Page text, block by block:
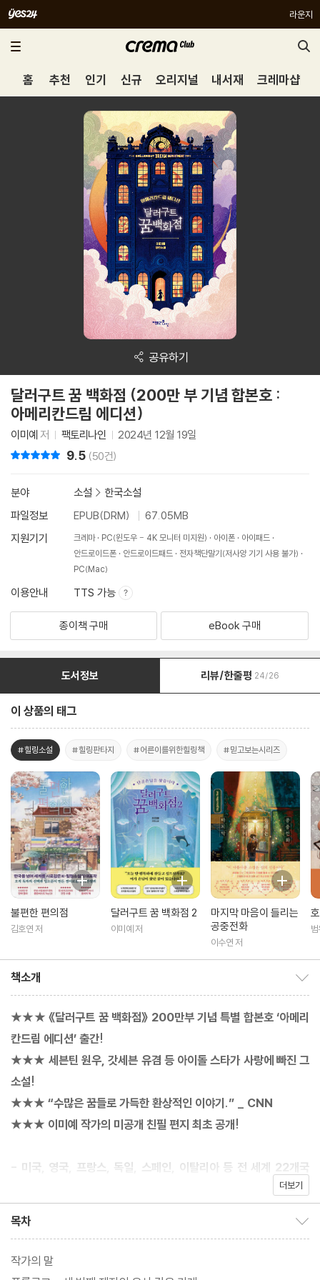
라운지
홈 추천 인기 신규 오리지널 내서재 크레마샵
공유하기
달러구트 꿈 백화점 (200만 부 기념 합본호 :
아메리칸드림 에디션)
이미예저 팩토리나인 2024년 12월 19일
9.5 (50건)
분야 소설 > 한국소설
파일정보
EPUB(DRM)
67.05MB
지원기기
크레마 PC(윈도우 - 4K 모니터 미지원) 아이폰
아이패드
안드로이드폰
안드로이드패드
전자책단말기(저사양 기기 사용 불가)
PC(Mac)
이용안내 TTS 가능
종이책 구매 eBook 구매
도서정보 리뷰/한줄평 24/26
이 상품의 태그
#힐링소설 #힐링판타지 #어른이를위한힐링책 #믿고보는시리즈
불편한 편의점
김호연 저
달러구트 꿈 백화점 2
이미예 저
마지막 마음이 들리는
공중전화
이수연 저
책소개
★★★ 《달러구트 꿈 백화점》 200만부 기념 특별 합본호 ‘아메리
칸드림 에디션’ 출간!
★★★ 세븐틴 원우, 갓세븐 유겸 등 아이돌 스타가 사랑에 빠진 그
소설!
★★★ “수많은 꿈들로 가득한 환상적인 이야기.” _ CNN
★★★ 이미예 작가의 미공개 친필 편지 최초 공개!
- 미국, 영국, 프랑스, 독일, 스페인, 이탈리아 등 전 세계 22개국
- 미국서적상협회 내셔널 베스트셀러 선정
- 한국을 넘어 전 세계 독자들을 사로잡은 마법 같은 이야기
더보기
목차
작가의 말